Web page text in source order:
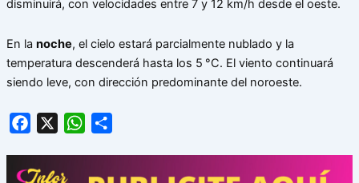
disminuirá, con velocidades entre 7 y 12 km/h desde el oeste.
En la noche, el cielo estará parcialmente nublado y la
temperatura descenderá hasta los 5 °C. El viento continuará
siendo leve, con dirección predominante del noroeste.
Facebook WhatsApp